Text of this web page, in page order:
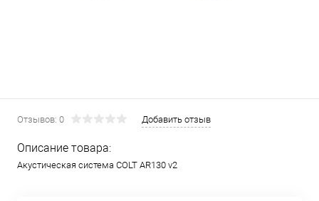
Отзывов: 0 Добавить отзыв
Описание товара:
Акустическая система COLT AR130 v2